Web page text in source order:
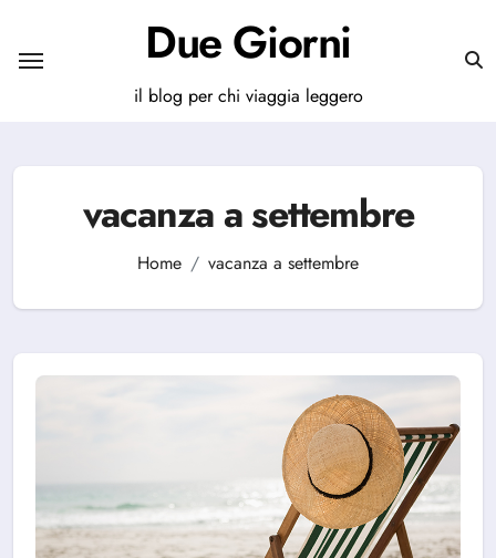
contenuto
Due Giorni
il blog per chi viaggia leggero
vacanza a settembre
Home vacanza a settembre